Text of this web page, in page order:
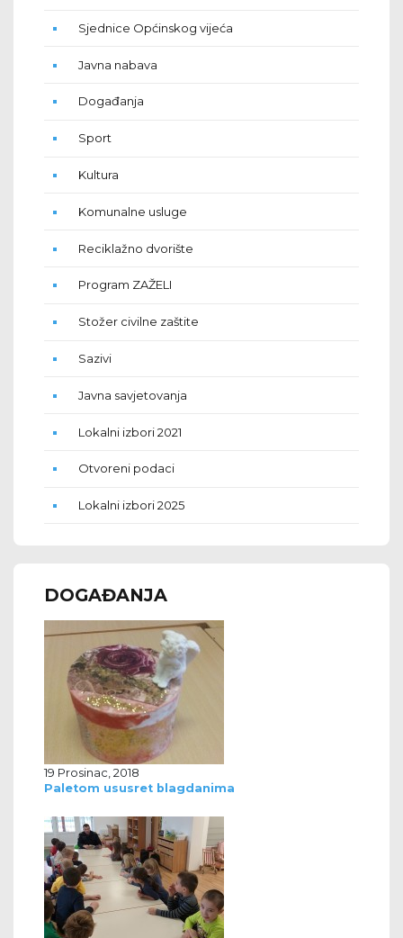
Sjednice Općinskog vijeća
Javna nabava
Događanja
Sport
Kultura
Komunalne usluge
Reciklažno dvorište
Program ZAŽELI
Stožer civilne zaštite
Sazivi
Javna savjetovanja
Lokalni izbori 2021
Otvoreni podaci
Lokalni izbori 2025
DOGAĐANJA
19 Prosinac, 2018
Paletom ususret blagdanima